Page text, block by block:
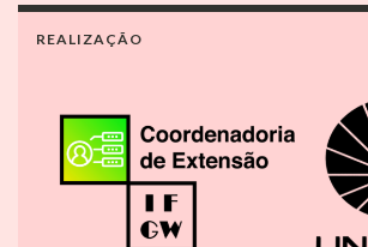
REALIZAÇÃO